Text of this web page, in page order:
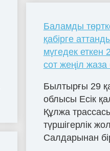
Баламды
қабірге
мүгедек еткен
сот жеңіл жаза
Былтырғы 29
облысы Есік
Құлжа
түршігерлік
Салдарынан